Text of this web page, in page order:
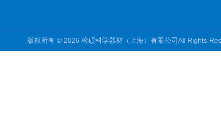
版权所有 © 2026 检硕科学器材（上海）有限公司All Rights